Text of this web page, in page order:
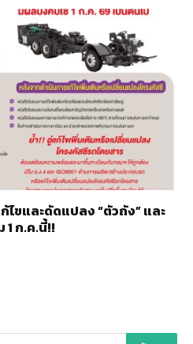
ไขและดัดแปลง “ตัวถัง” และ
1 ก.ค.นี้!!